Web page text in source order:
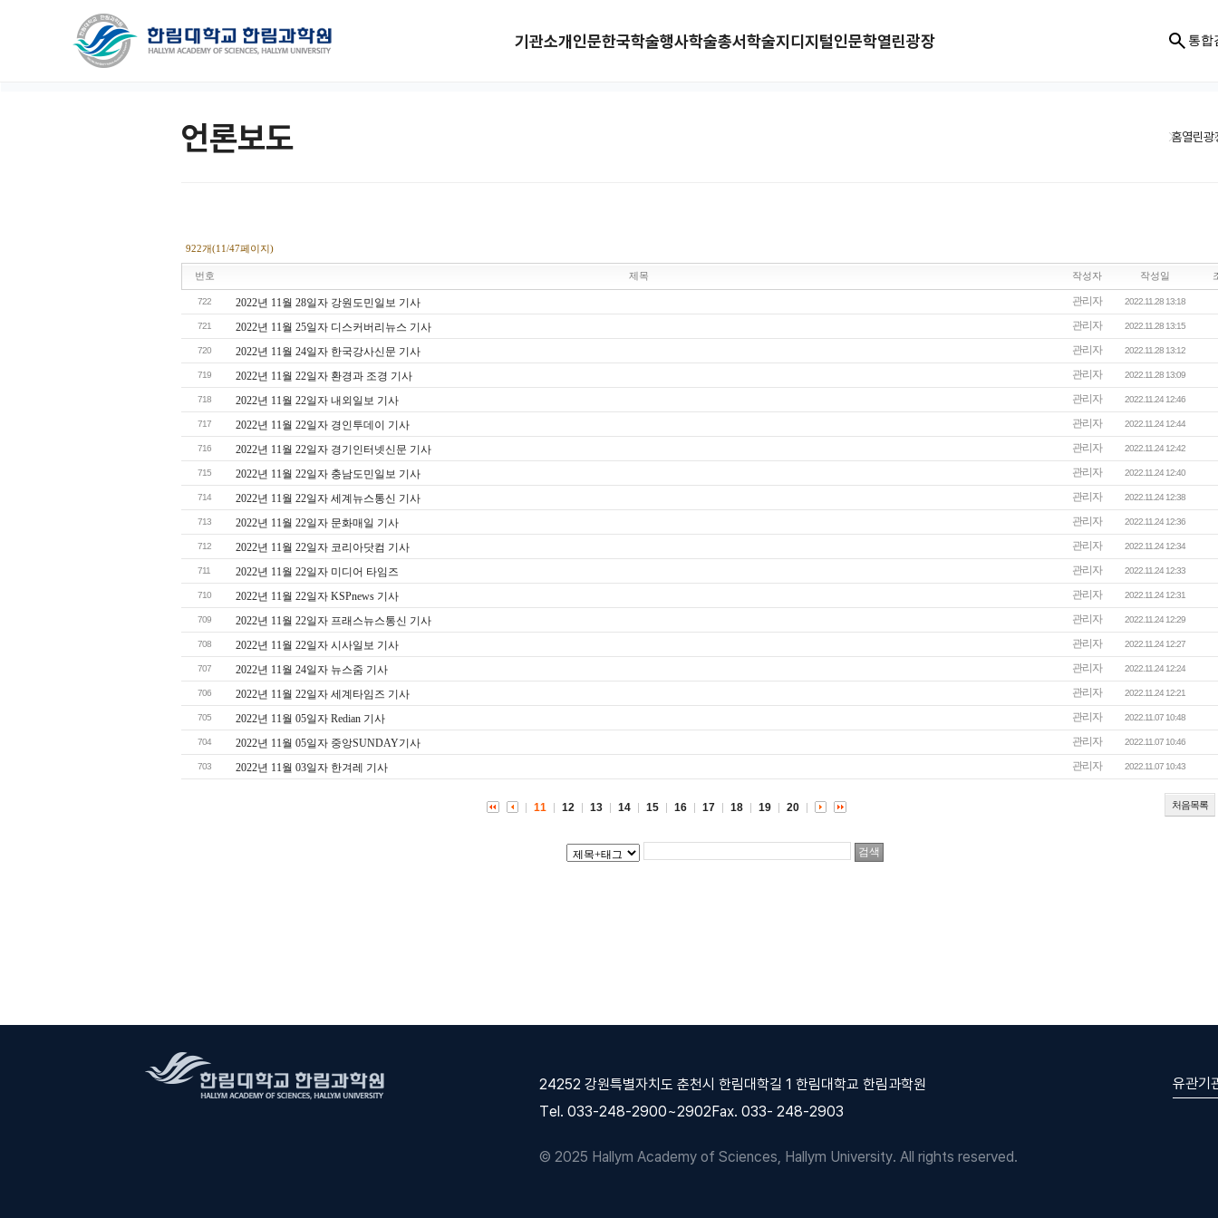
기관소개인문한국학술행사학술총서학술지디지털인문학열린광장 통합
언론보도 홈열린광
922개(11/47페이지)
번호 제목 작성자 작성일
722 2022년 11월 28일자 강원도민일보 기사 관리자 2022.11.28 13:18
721 2022년 11월 25일자 디스커버리뉴스 기사 관리자 2022.11.28 13:15
720 2022년 11월 24일자 한국강사신문 기사 관리자 2022.11.28 13:12
719 2022년 11월 22일자 환경과 조경 기사 관리자 2022.11.28 13:09
718 2022년 11월 22일자 내외일보 기사 관리자 2022.11.24 12:46
717 2022년 11월 22일자 경인투데이 기사 관리자 2022.11.24 12:44
716 2022년 11월 22일자 경기인터넷신문 기사 관리자 2022.11.24 12:42
715 2022년 11월 22일자 충남도민일보 기사 관리자 2022.11.24 12:40
714 2022년 11월 22일자 세계뉴스통신 기사 관리자 2022.11.24 12:38
713 2022년 11월 22일자 문화매일 기사 관리자 2022.11.24 12:36
712 2022년 11월 22일자 코리아닷컴 기사 관리자 2022.11.24 12:34
711 2022년 11월 22일자 미디어 타임즈 관리자 2022.11.24 12:33
710 2022년 11월 22일자 KSPnews 기사 관리자 2022.11.24 12:31
709 2022년 11월 22일자 프래스뉴스통신 기사 관리자 2022.11.24 12:29
708 2022년 11월 22일자 시사일보 기사 관리자 2022.11.24 12:27
707 2022년 11월 24일자 뉴스줌 기사 관리자 2022.11.24 12:24
706 2022년 11월 22일자 세계타임즈 기사 관리자 2022.11.24 12:21
705 2022년 11월 05일자 Redian 기사 관리자 2022.11.07 10:48
704 2022년 11월 05일자 중앙SUNDAY기사 관리자 2022.11.07 10:46
703 2022년 11월 03일자 한겨레 기사 관리자 2022.11.07 10:43
처음목록
11 12 13 14 15 16 17 18 19 20
24252 강원특별자치도 춘천시 한림대학길 1 한림대학교 한림과학원
Tel. 033-248-2900~2902Fax. 033- 248-2903
© 2025 Hallym Academy of Sciences, Hallym University. All rights reserved.
유관기